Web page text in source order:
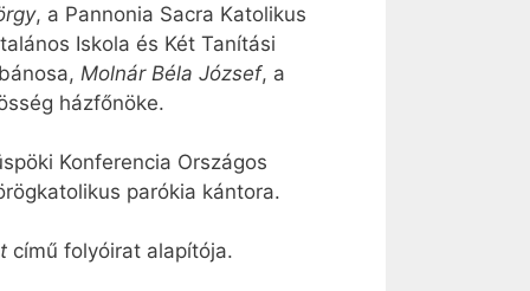
, a Pannonia Sacra Katolikus
Iskola és Két Tanítási
Molnár Béla József, a
házfőnöke.
Konferencia Országos
parókia kántora.
című folyóirat alapítója.